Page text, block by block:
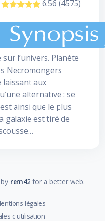
6.56 (4575)
l’univers. Planète
Necromongers
laissant aux
alternative : se
ainsi que le plus
galaxie est tiré de
by rem42 for a better web.
légales
d'utilisation